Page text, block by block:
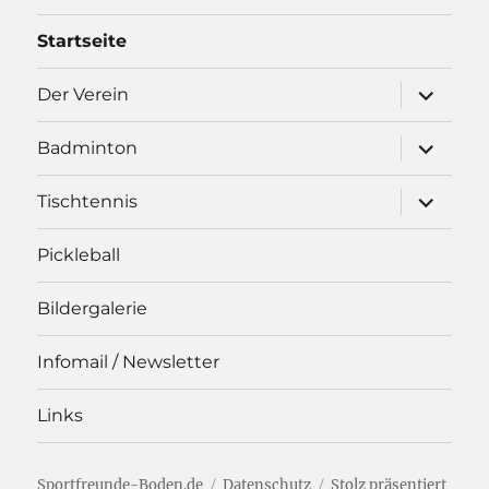
Beiträge
Startseite
Der Verein
öffnen
Badminton
öffnen
Tischtennis
öffnen
Pickleball
Bildergalerie
Infomail / Newsletter
Links
Sportfreunde-Boden.de Datenschutz Stolz präsentiert